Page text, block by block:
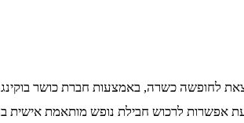
לחופשה כשרה, באמצעות חברת כושר
אפשרות לרכוש חבילת נופש מותאמת